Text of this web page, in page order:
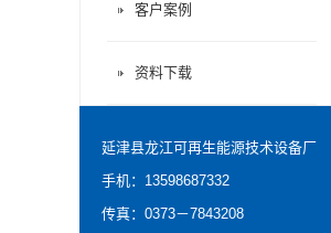
客户案例
资料下载
延津县龙江可再生能源技术设备厂
手机：13598687332
传真：0373－7843208